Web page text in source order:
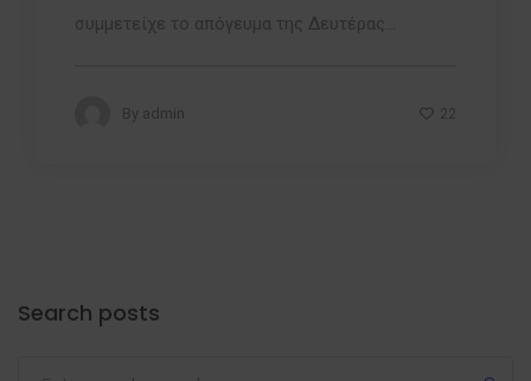
συμμετείχε το απόγευμα της Δευτέρας...
By admin 22
Search posts